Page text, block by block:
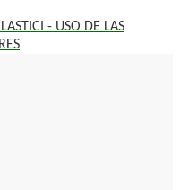
- USO DE LAS